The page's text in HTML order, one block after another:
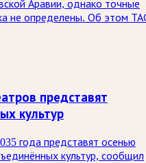
Аравии, однако точные
не определены. Об этом
представят
культур
года представят осенью
культур, сообщил